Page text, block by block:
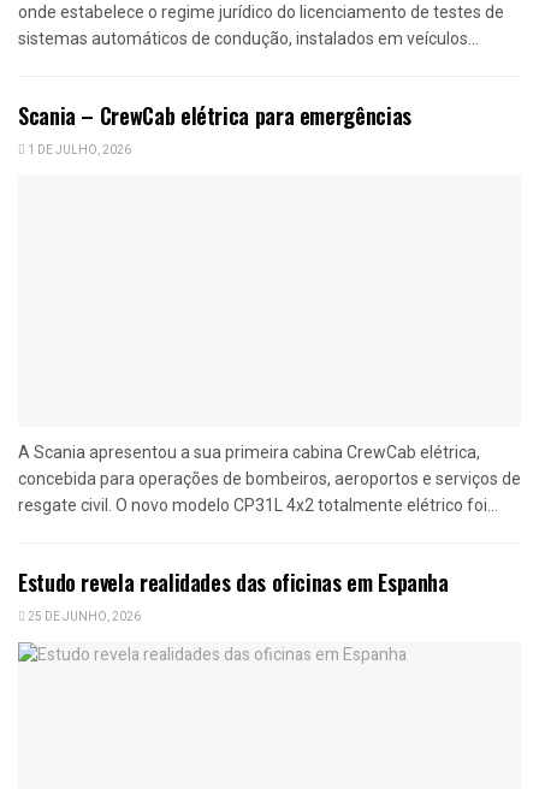
onde estabelece o regime jurídico do licenciamento de testes de
sistemas automáticos de condução, instalados em veículos...
Scania – CrewCab elétrica para emergências
1 DE JULHO, 2026
A Scania apresentou a sua primeira cabina CrewCab elétrica,
concebida para operações de bombeiros, aeroportos e serviços de
resgate civil. O novo modelo CP31L 4x2 totalmente elétrico foi...
Estudo revela realidades das oficinas em Espanha
25 DE JUNHO, 2026